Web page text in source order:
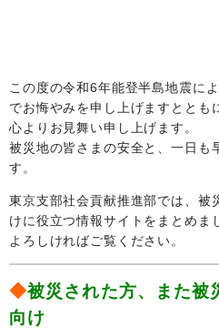
この度の令和6年能登半島地震に
でお悔やみを申し上げますととも
心よりお見舞い申し上げます。
被災地の皆さまの安全と、一日も
す。
東京支部社会貢献推進部では、被
けに役立つ情報サイトをまとめま
よろしければご覧ください。
◆被災された方、また被
向け